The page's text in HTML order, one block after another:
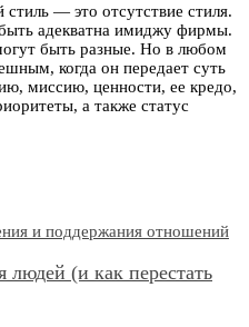
— это отсутствие стиля.
адекватна имиджу фирмы.
быть разные. Но в любом
когда он передает суть
миссию, ценности, ее кредо,
а также статус
людей (и как перестать